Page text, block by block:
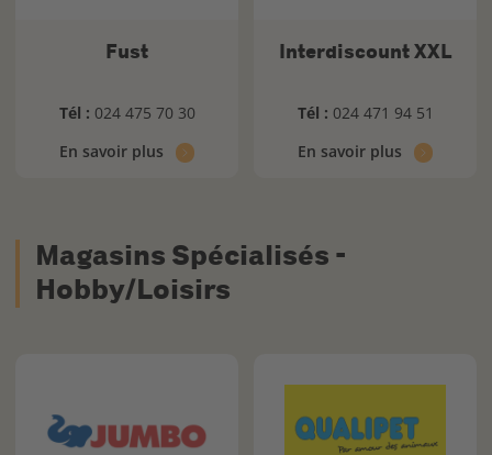
Fust
Tél : 024 475 70 30
En savoir plus
Interdiscount XXL
Tél : 024 471 94 51
En savoir plus
Magasins Spécialisés -
Hobby/Loisirs